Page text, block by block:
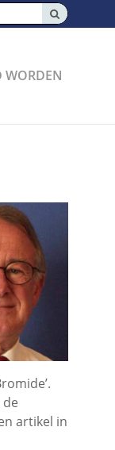
WORDEN
de
artikel in